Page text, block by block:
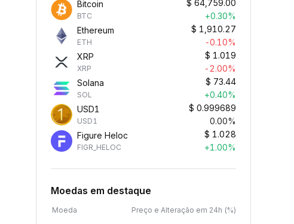
Bitcoin
BTC
$ 64,759.00
+0.30%
Ethereum
ETH
$ 1,910.27
-0.10%
XRP
XRP
$ 1.019
-2.00%
Solana
SOL
$ 73.44
+0.40%
USD1
USD1
$ 0.999689
0.00%
Figure Heloc
FIGR_HELOC
$ 1.028
+1.00%
Moedas em destaque
Moeda Preço e Alteração em 24h (%)